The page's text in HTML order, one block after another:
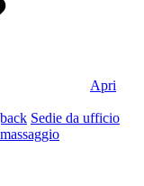
Apri
Sedie da ufficio